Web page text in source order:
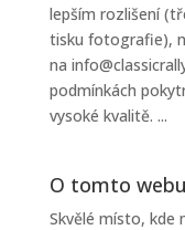
lepším rozlišení
tisku fotografie),
na
podmínkách
vysoké kvalitě. ...
O tomto webu
Skvělé místo, kde